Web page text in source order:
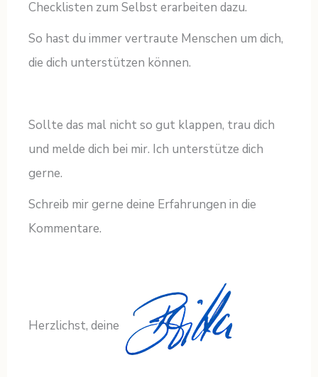
Checklisten zum Selbst erarbeiten dazu.
So hast du immer vertraute Menschen um dich,
die dich unterstützen können.
Sollte das mal nicht so gut klappen, trau dich
und melde dich bei mir. Ich unterstütze dich
gerne.
Schreib mir gerne deine Erfahrungen in die
Kommentare.
Herzlichst, deine